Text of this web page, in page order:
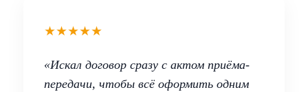
★★★★★
«Искал договор сразу с актом приёма-
передачи, чтобы всё оформить одним